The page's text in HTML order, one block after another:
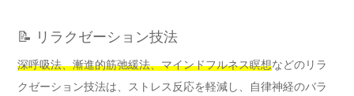
📝 リラクゼーション技法
深呼吸法、漸進的筋弛緩法、マインドフルネス瞑想などのリラ
クゼーション技法は、ストレス反応を軽減し、自律神経のバラ